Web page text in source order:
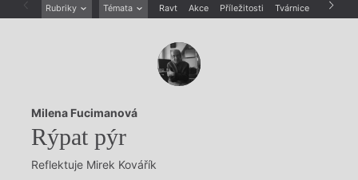
Rubriky Témata Ravt Akce Příležitosti Tvárnice Archiv
Rozhovory
Dokument
Výroční ceny
Milena Fucimanová
Rýpat pýr
Reflektuje Mirek Kovářík